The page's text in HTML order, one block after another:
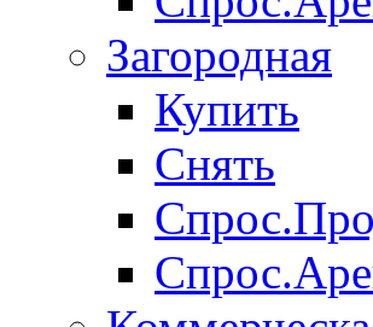
Загородная
Купить
Снять